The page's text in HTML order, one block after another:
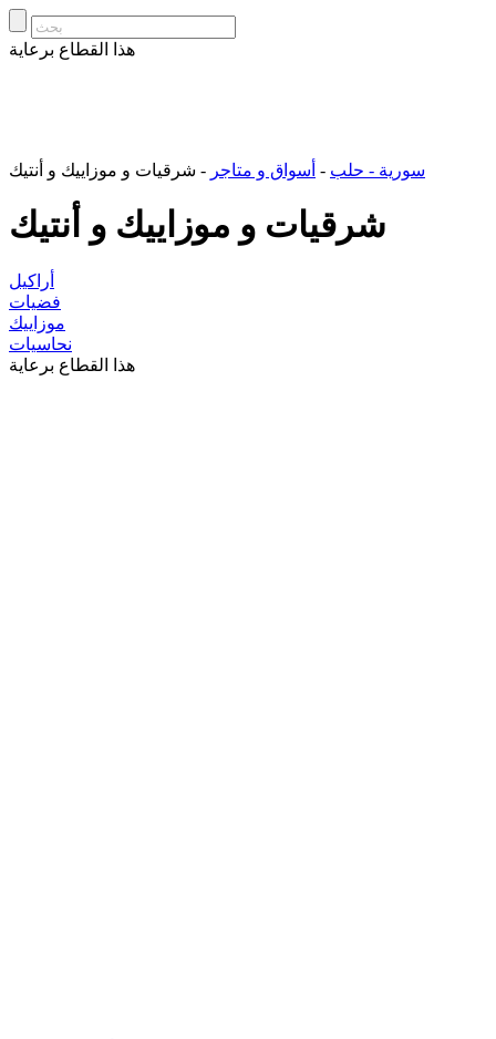
هذا القطاع برعاية
سورية - حلب - أسواق و متاجر - شرقيات و موزاييك و أنتيك
شرقيات و موزاييك و أنتيك
أراكيل
فضيات
موزاييك
نحاسيات
هذا القطاع برعاية